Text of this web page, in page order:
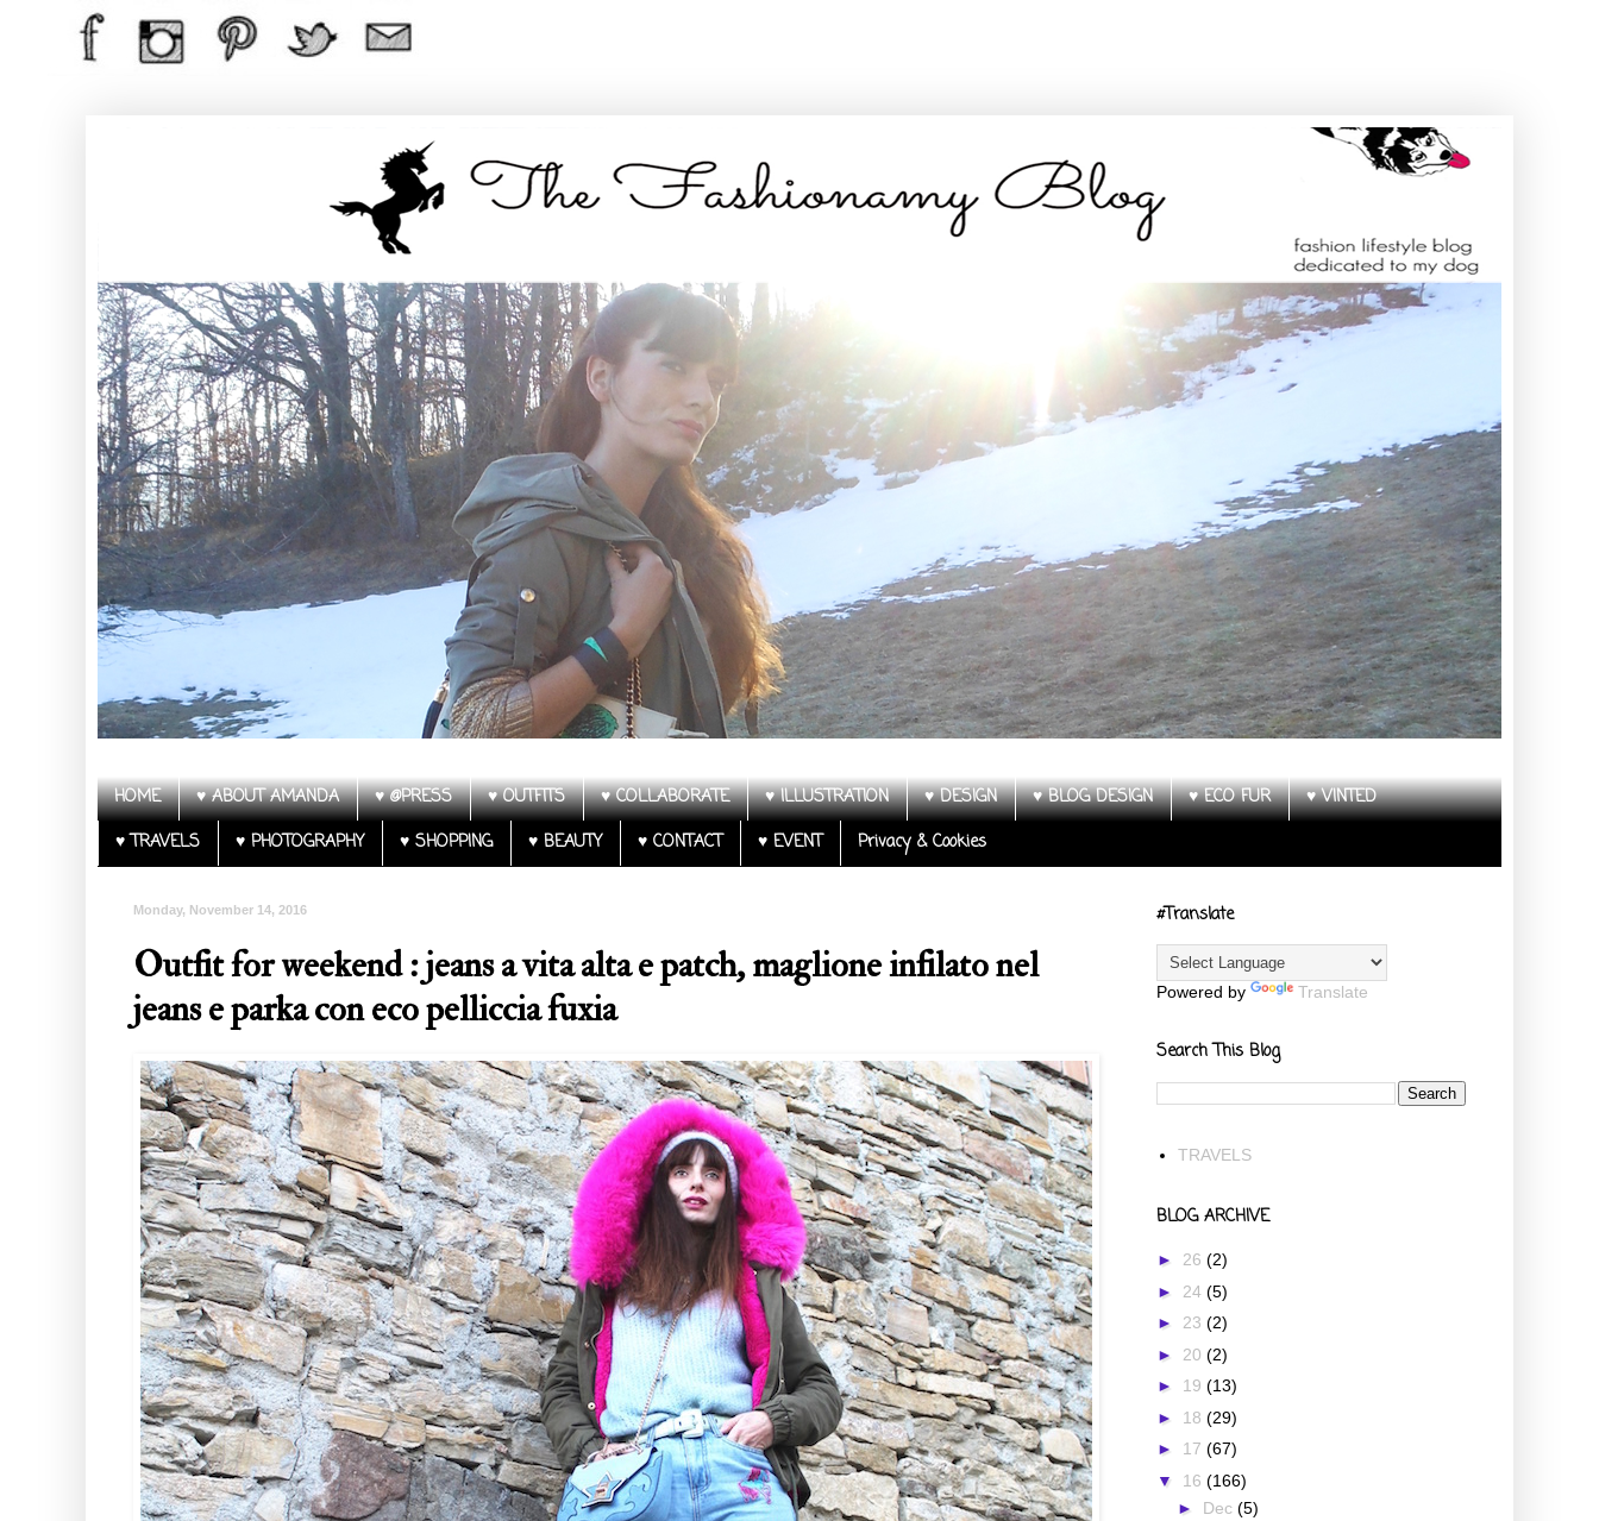
HOME ♥ ABOUT AMANDA ♥ @PRESS ♥ OUTFITS ♥ COLLABORATE ♥ ILLUSTRATION ♥ DESIGN ♥ BLOG DESIGN ♥ ECO FUR
♥ VINTED
♥ TRAVELS
♥ PHOTOGRAPHY ♥ SHOPPING ♥ BEAUTY ♥ CONTACT ♥ EVENT Privacy & Cookies
Monday, November 14, 2016
Outfit for weekend : jeans a vita alta e patch, maglione infilato nel
jeans e parka con eco pelliccia fuxia
#Translate
Powered by Translate
Search This Blog
TRAVELS
BLOG ARCHIVE
► 26 (2)
► 24 (5)
► 23 (2)
► 20 (2)
► 19 (13)
► 18 (29)
► 17 (67)
▼ 16 (166)
► Dec (5)